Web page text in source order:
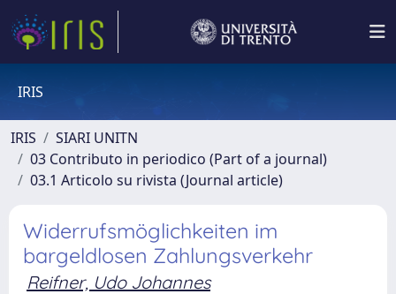
IRIS
IRIS
SIARI UNITN
03 Contributo in periodico (Part of a journal)
03.1 Articolo su rivista (Journal article)
Widerrufsmöglichkeiten im
bargeldlosen Zahlungsverkehr
Reifner, Udo Johannes